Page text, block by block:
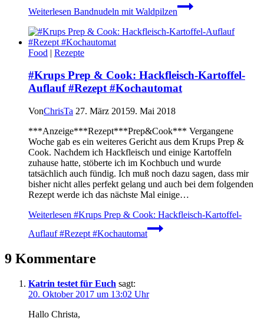
Weiterlesen Bandnudeln mit Waldpilzen
Food | Rezepte
#Krups Prep & Cook: Hackfleisch-Kartoffel-
Auflauf #Rezept #Kochautomat
VonChrisTa 27. März 20159. Mai 2018
***Anzeige***Rezept***Prep&Cook*** Vergangene
Woche gab es ein weiteres Gericht aus dem Krups Prep &
Cook. Nachdem ich Hackfleisch und einige Kartoffeln
zuhause hatte, stöberte ich im Kochbuch und wurde
tatsächlich auch fündig. Ich muß noch dazu sagen, dass mir
bisher nicht alles perfekt gelang und auch bei dem folgenden
Rezept werde ich das nächste Mal einige…
Weiterlesen #Krups Prep & Cook: Hackfleisch-Kartoffel-
Auflauf #Rezept #Kochautomat
9 Kommentare
Katrin testet für Euch sagt:
20. Oktober 2017 um 13:02 Uhr
Hallo Christa,